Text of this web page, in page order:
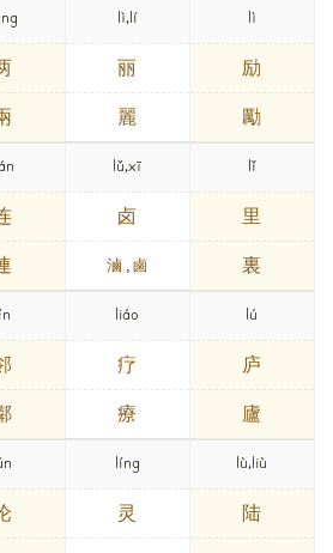
lì,lí
丽
麗
lì
励
勵
lǔ,xī
卤
滷, 鹵
lǐ
里
裏
liáo
疗
療
lú
庐
廬
líng
灵
lù,liù
陆